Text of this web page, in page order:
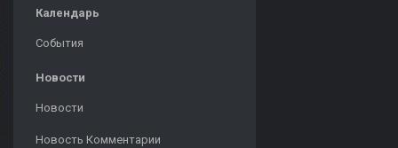
Календарь
События
Новости
Новости
Новость Комментарии